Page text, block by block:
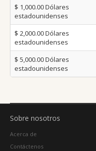
$ 1,000.00Dólares
estadounidenses
$ 2,000.00Dólares
estadounidenses
$ 5,000.00Dólares
estadounidenses
Sobre nosotros
Acerca de
Contáctenos